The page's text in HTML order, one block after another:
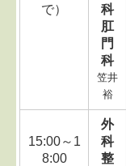
で）
科
肛
門
科
笠井
裕
15:00～1
8:00
外
科
整